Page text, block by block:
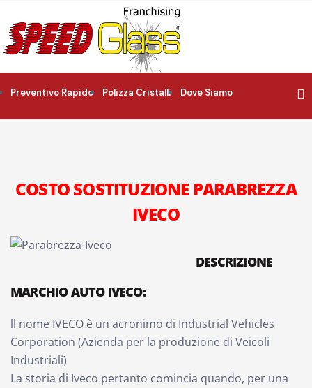
Preventivo Rapido Polizza Cristalli Dove Siamo
COSTO SOSTITUZIONE PARABREZZA
IVECO
DESCRIZIONE
MARCHIO AUTO IVECO:
ll nome IVECO è un acronimo di Industrial Vehicles
Corporation (Azienda per la produzione di Veicoli
Industriali)
La storia di Iveco pertanto comincia quando, per una